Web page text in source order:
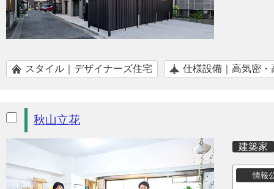
スタイル｜デザイナーズ住宅 仕様設備｜高気密・
秋山立花
建築家
情報